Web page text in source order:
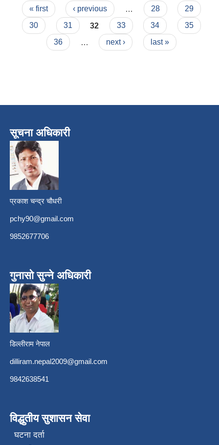
निकाशी सम्बन्धी
सूचना ।
Pages
« first ‹ previous 28
29
30
31 32 33 34
35
36
next › last »
सूचना अधिकारी
प्रकाश चन्द्र चौधरी
pchy90@gmail.com
9852677706
गुनासो सुन्ने अधिकारी
डिल्लीराम नेपाल
dilliram.nepal2009@gmail.com
9842638541
विद्धुतीय सुशासन सेवा
घटना दर्ता